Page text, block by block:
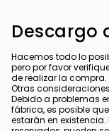
Descargo
Hacemos todo lo
pero por favor
de realizar la compra.
Otras consideraciones
Debido a problemas
fábrica, es posible
estarán en